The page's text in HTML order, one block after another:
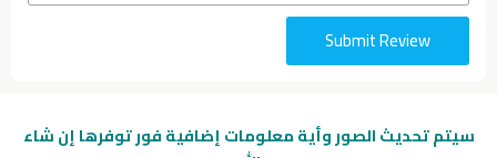
سيتم تحديث الصور وأية معلومات إضافيةفور توفرها إن شاء
Submit Review